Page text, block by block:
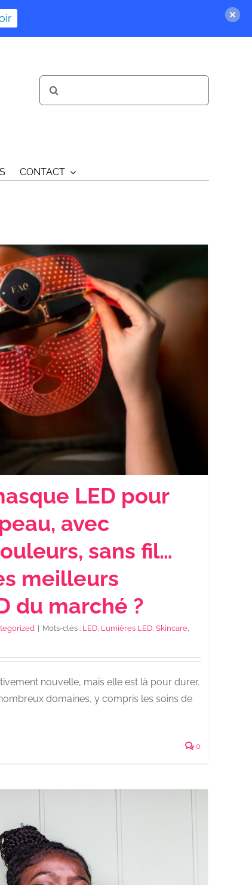
CONTACT
LED pour
avec
sans fil…
meilleurs
du marché ?
Mots-clés : LED, Lumières LED, Skincare,
nouvelle, mais elle est là pour durer.
domaines, y compris les soins de
0